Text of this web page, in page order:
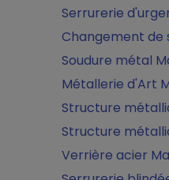
Serrurerie
Changement de
Soudure métal
Métallerie d'Art
Structure
Structure
Verrière acier